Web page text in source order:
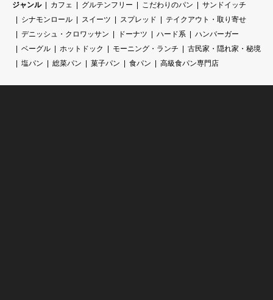
ジャンル
カフェ グルテンフリー こだわりのパン
サンドイッチ
シナモンロール
スイーツ スプレッド
テイクアウト・取り寄せ
デニッシュ・クロワッサン
ドーナツ ハード系
ハンバーガー
ベーグル
ホットドック モーニング・ランチ
古民家・隠れ家・秘境
塩パン
総菜パン 菓子パン 食パン 高級食パン専門店